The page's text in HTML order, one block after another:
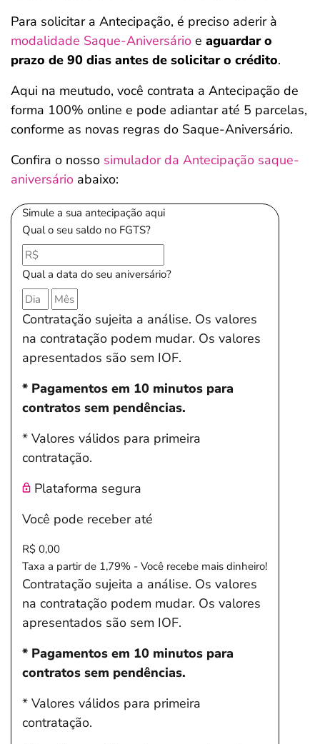
Para solicitar a Antecipação, é preciso aderir à
modalidade Saque-Aniversário e aguardar o
prazo de 90 dias antes de solicitar o crédito.
Aqui na meutudo, você contrata a Antecipação de
forma 100% online e pode adiantar até 5 parcelas,
conforme as novas regras do Saque-Aniversário.
Confira o nosso simulador da Antecipação saque-
aniversário abaixo:
Simule a sua antecipação aqui
Qual o seu saldo no FGTS?
Qual a data do seu aniversário?
Contratação sujeita a análise. Os valores
na contratação podem mudar. Os valores
apresentados são sem IOF.
* Pagamentos em 10 minutos para
contratos sem pendências.
* Valores válidos para primeira
contratação.
Plataforma segura
Você pode receber até
R$ 0,00
Taxa a partir de 1,79% - Você recebe mais dinheiro!
Contratação sujeita a análise. Os valores
na contratação podem mudar. Os valores
apresentados são sem IOF.
* Pagamentos em 10 minutos para
contratos sem pendências.
* Valores válidos para primeira
contratação.